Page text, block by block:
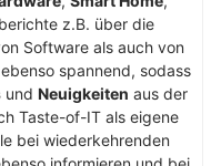
z.B. über die
Software als auch von
spannend, sodass
und Neuigkeiten aus der
Taste-of-IT als eigene
bei wiederkehrenden